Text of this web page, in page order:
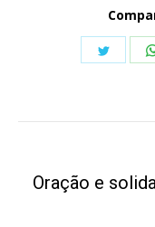
Share
de
Oração e